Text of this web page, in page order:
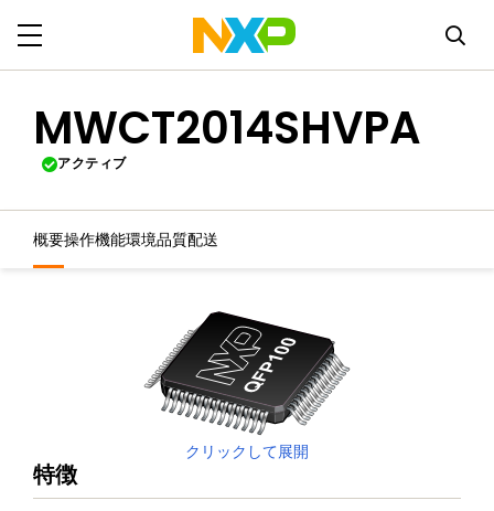
MWCT2014SHVPA
アクティブ
概要操作機能環境品質配送
クリックして展開
特徴